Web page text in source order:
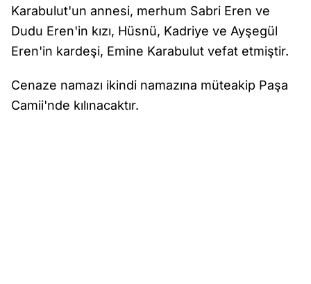
Karabulut'un annesi, merhum Sabri Eren ve
Dudu Eren'in kızı, Hüsnü, Kadriye ve Ayşegül
Eren'in kardeşi, Emine Karabulut vefat etmiştir.
Cenaze namazı ikindi namazına müteakip Paşa
Camii'nde kılınacaktır.